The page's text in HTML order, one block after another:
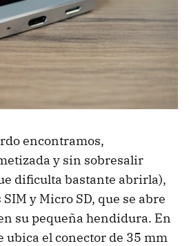
encontramos,
y sin sobresalir
dificulta bastante abrirla),
y Micro SD, que se abre
su pequeña hendidura. En
ubica el conector de 35 mm